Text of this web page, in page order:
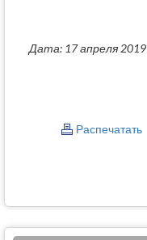
Дата: 17 апреля 2019
Распечатать